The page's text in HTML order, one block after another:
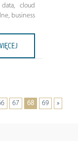
cloud
business
67 68 69 »